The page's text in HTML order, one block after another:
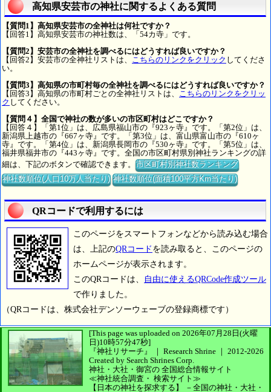
高知県安芸市の神社に関するよくある質問
【質問1】高知県安芸市の全神社は何社ですか？
【回答1】高知県安芸市の神社数は、「54カ寺」です。
【質問2】安芸市の全神社を調べるにはどうすれば良いですか？
【回答2】安芸市の全神社リストは、
こちらのリンクをクリック してくださ
い。
【質問3】高知県の市町村毎の全神社を調べるにはどうすれば良いですか？
【回答3】高知県の市町村ごとの全神社リストは、
こちらのリンクをクリッ
ク してください。
【質問４】全国で神社の数が多いの市区町村はどこですか？
【回答４】「第1位」は、広島県福山市の『923ヶ寺』です。「第2位」は、
新潟県上越市の『667ヶ寺』です。「第3位」は、富山県富山市の『610ヶ
寺』です。「第4位」は、新潟県長岡市の『530ヶ寺』です。「第5位」は、
福井県福井市の『443ヶ寺』です。全国の市区町村県別神社ランキングの詳
細は、下記のボタンで確認できます。市区町村別神社数ランキング
神社数順位(人口10万人当たり) 神社数順位(面積100平方Km当たり)
QRコードで利用するには
このページをスマートフォンなどから読み込む場合
は、上記のQRコード を読み取ると、このページの
ホームページが表示されます。
このQRコードは、
自由に使えるQRCode作成ツール
で作りました。
（QRコードは、株式会社デンソーウェーブの登録商標です）
[This page was uploaded on 2026年07月28日(火曜
日)10時57分47秒]
『神社リサーチ』 ｜ Research Shrine ｜ 2012-2026
Created by Search Shrines Corp.
神社・大社・御宮の 全国総合情報サイト
≪神社統合調査・ 検索サイト≫
【日本の神社を探求する】
－全国の神社・大社・